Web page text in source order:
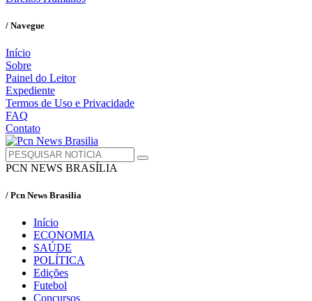
/ Navegue
Início
Sobre
Painel do Leitor
Expediente
Termos de Uso e Privacidade
FAQ
Contato
PCN NEWS BRASÍLIA
/ Pcn News Brasilia
Início
ECONOMIA
SAÚDE
POLÍTICA
Edições
Futebol
Concursos